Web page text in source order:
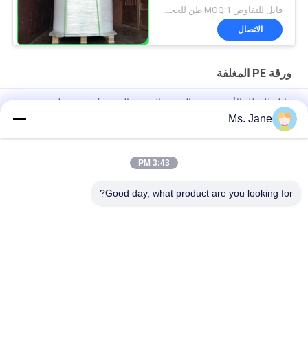
لتعبئة الوجبات الخفيفة
قابل للتفاوض MOQ:1 طن للحجم العادي و 10 طن للحجم الخاص
الاتصال
ورقة PE المغلفة
قابلة للتحلل الأبيض جيش التحرير الشعبى الصينى / ورقة مغلفة
لالكؤوس الآيس كريم صديقة للبيئة
150um 200um دائم ورقة الاصطناعية غير تيابل للمواد الإعلانية
Ms. Jane
3:43 PM
Good day, what product are you looking for?